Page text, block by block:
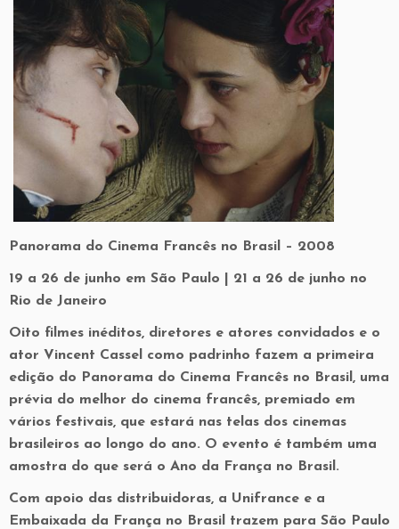
Panorama do Cinema Francês no Brasil – 2008
19 a 26 de junho em São Paulo | 21 a 26 de junho no
Rio de Janeiro
Oito filmes inéditos, diretores e atores convidados e o
ator Vincent Cassel como padrinho fazem a primeira
edição do Panorama do Cinema Francês no Brasil, uma
prévia do melhor do cinema francês, premiado em
vários festivais, que estará nas telas dos cinemas
brasileiros ao longo do ano. O evento é também uma
amostra do que será o Ano da França no Brasil.
Com apoio das distribuidoras, a Unifrance e a
Embaixada da França no Brasil trazem para São Paulo